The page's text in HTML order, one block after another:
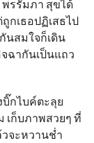
พรรัมภา สุขได้
กเธอปฏิเสธไป
นสมใจก็เดิน
ฉากันเป็นแถว
บิ๊กไบค์ตะลุย
เก็บภาพสวยๆ ที่
จะหวานช่ำ